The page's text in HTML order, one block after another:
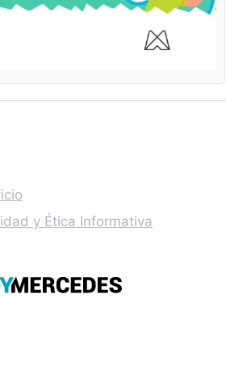
y Ética Informativa